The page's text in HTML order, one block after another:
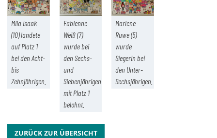
Mila Isaak
(10) landete
auf Platz 1
bei den Acht-
bis
Zehnjährigen.
Fabienne
Weiß (7)
wurde bei
den Sechs-
und
Siebenjährigen
mit Platz 1
belohnt.
Marlene
Ruwe (5)
wurde
Siegerin bei
den Unter-
Sechsjährigen.
ZURÜCK ZUR ÜBERSICHT